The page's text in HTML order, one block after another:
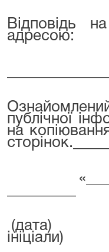
Вiдповідь
адресою:
публічної
на
ініціали)